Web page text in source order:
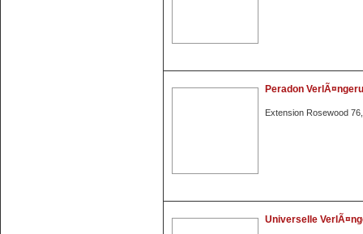
Peradon
Extension Rosewood
Universelle